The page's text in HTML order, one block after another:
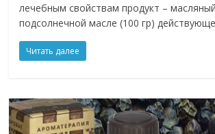
лечебным свойствам продукт –
подсолнечной масле (100 гр)
Читать далее